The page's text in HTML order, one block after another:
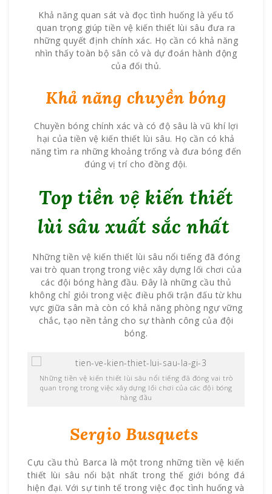
Khả năng quan sát và đọc tình huống là yếu tố
quan trọng giúp tiền vệ kiến thiết lùi sâu đưa ra
những quyết định chính xác. Họ cần có khả năng
nhìn thấy toàn bộ sân cỏ và dự đoán hành động
của đối thủ.
Khả năng chuyền bóng
Chuyền bóng chính xác và có độ sâu là vũ khí lợi
hại của tiền vệ kiến thiết lùi sâu. Họ cần có khả
năng tìm ra những khoảng trống và đưa bóng đến
đúng vị trí cho đồng đội.
Top tiền vệ kiến thiết
lùi sâu xuất sắc nhất
Những tiền vệ kiến thiết lùi sâu nổi tiếng đã đóng
vai trò quan trọng trong việc xây dựng lối chơi của
các đội bóng hàng đầu. Đây là những cầu thủ
không chỉ giỏi trong việc điều phối trận đấu từ khu
vực giữa sân mà còn có khả năng phòng ngự vững
chắc, tạo nền tảng cho sự thành công của đội
bóng.
Những tiền vệ kiến thiết lùi sâu nổi tiếng đã đóng vai trò
quan trọng trong việc xây dựng lối chơi của các đội bóng
hàng đầu
Sergio Busquets
Cựu cầu thủ Barca là một trong những tiền vệ kiến
thiết lùi sâu nổi bật nhất trong thế giới bóng đá
hiện đại. Với sự tinh tế trong việc đọc tình huống và